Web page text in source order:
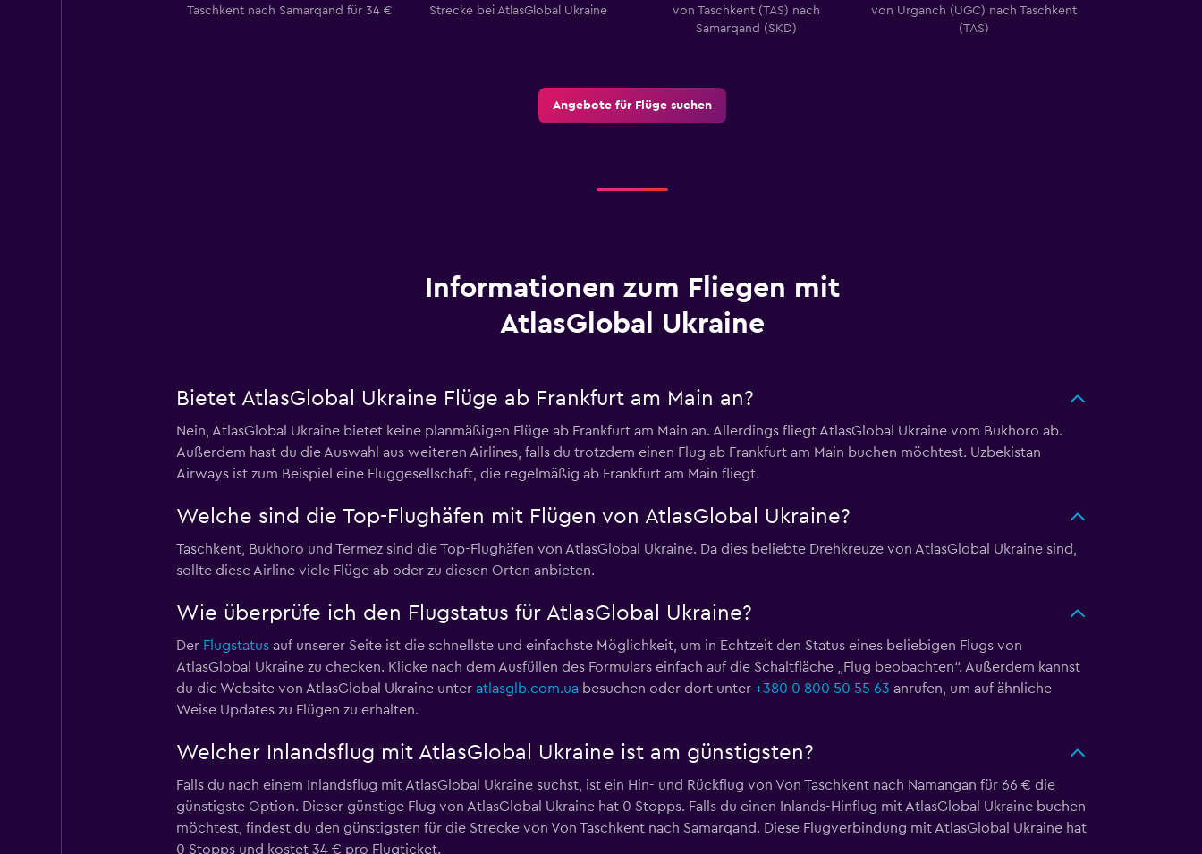
Taschkent nach Samarqand für 34 €
Strecke bei AtlasGlobal Ukraine
von Taschkent (TAS) nach
Samarqand (SKD)
von Urganch (UGC) nach Taschkent
(TAS)
Angebote für Flüge suchen
Informationen zum Fliegen mit
AtlasGlobal Ukraine
Bietet AtlasGlobal Ukraine Flüge ab Frankfurt am Main an?
Nein, AtlasGlobal Ukraine bietet keine planmäßigen Flüge ab Frankfurt am Main an. Allerdings fliegt AtlasGlobal Ukraine vom Bukhoro ab.
Außerdem hast du die Auswahl aus weiteren Airlines, falls du trotzdem einen Flug ab Frankfurt am Main buchen möchtest. Uzbekistan
Airways ist zum Beispiel eine Fluggesellschaft, die regelmäßig ab Frankfurt am Main fliegt.
Welche sind die Top-Flughäfen mit Flügen von AtlasGlobal Ukraine?
Taschkent, Bukhoro und Termez sind die Top-Flughäfen von AtlasGlobal Ukraine. Da dies beliebte Drehkreuze von AtlasGlobal Ukraine sind,
sollte diese Airline viele Flüge ab oder zu diesen Orten anbieten.
Wie überprüfe ich den Flugstatus für AtlasGlobal Ukraine?
Der Flugstatusauf unserer Seite ist die schnellste und einfachste Möglichkeit, um in Echtzeit den Status eines beliebigen Flugs von
AtlasGlobal Ukraine zu checken. Klicke nach dem Ausfüllen des Formulars einfach auf die Schaltfläche „Flug beobachten“. Außerdem kannst
du die Website von AtlasGlobal Ukraine unter atlasglb.com.uabesuchen oder dort unter +380 0 800 50 55 63 anrufen, um auf ähnliche
Weise Updates zu Flügen zu erhalten.
Welcher Inlandsflug mit AtlasGlobal Ukraine ist am günstigsten?
Falls du nach einem Inlandsflug mit AtlasGlobal Ukraine suchst, ist ein Hin- und Rückflug von Von Taschkent nach Namangan für 66 € die
günstigste Option. Dieser günstige Flug von AtlasGlobal Ukraine hat 0 Stopps. Falls du einen Inlands-Hinflug mit AtlasGlobal Ukraine buchen
möchtest, findest du den günstigsten für die Strecke von Von Taschkent nach Samarqand. Diese Flugverbindung mit AtlasGlobal Ukraine hat
0 Stopps und kostet 34 € pro Flugticket.